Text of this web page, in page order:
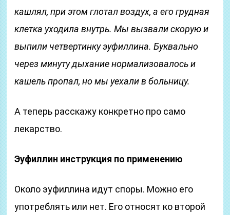
кашлял, при этом глотал воздух, а его грудная
клетка уходила внутрь. Мы вызвали скорую и
выпили четвертинку эуфиллина. Буквально
через минуту дыхание нормализовалось и
кашель пропал, но мы уехали в больницу.
А теперь расскажу конкретно про само
лекарство.
Эуфиллин инструкция по применению
Около эуфиллина идут споры. Можно его
употреблять или нет. Его относят ко второй